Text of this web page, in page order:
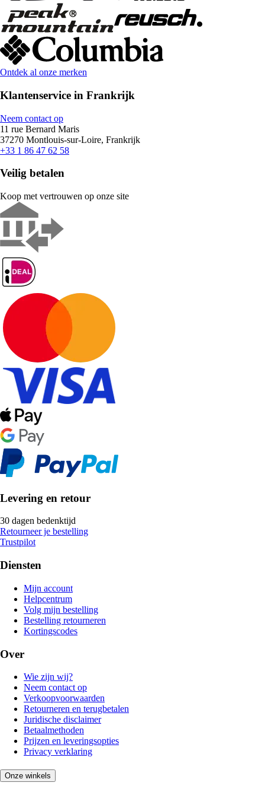
Ontdek al onze merken
Klantenservice in Frankrijk
Neem contact op
11 rue Bernard Maris
37270 Montlouis-sur-Loire, Frankrijk
+33 1 86 47 62 58
Veilig betalen
Koop met vertrouwen op onze site
Levering en retour
30 dagen bedenktijd
Retourneer je bestelling
Trustpilot
Diensten
Mijn account
Helpcentrum
Volg mijn bestelling
Bestelling retourneren
Kortingscodes
Over
Wie zijn wij?
Neem contact op
Verkoopvoorwaarden
Retourneren en terugbetalen
Juridische disclaimer
Betaalmethoden
Prijzen en leveringsopties
Privacy verklaring
Onze winkels